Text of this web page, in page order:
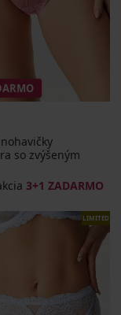
so zvýšeným
3+1 ZADARMO
LIMITED